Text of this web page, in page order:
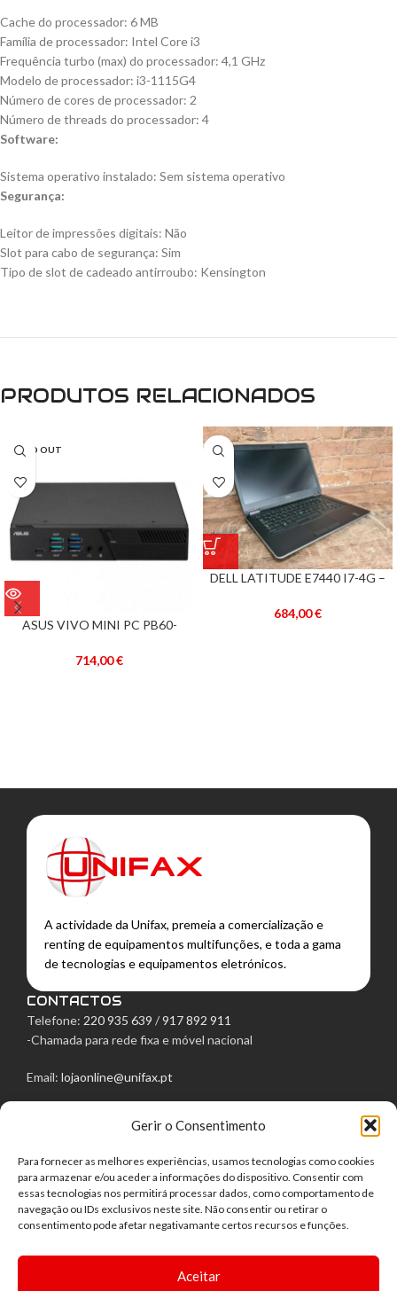
Gerir o Consentimento
Para fornecer as melhores experiências, usamos tecnologias como cookies
para armazenar e/ou aceder a informações do dispositivo. Consentir com
essas tecnologias nos permitirá processar dados, como comportamento de
navegação ou IDs exclusivos neste site. Não consentir ou retirar o
consentimento pode afetar negativamante certos recursos e funções.
Aceitar
Cache do processador: 6 MB
Família de processador: Intel Core i3
Frequência turbo (max) do processador: 4,1 GHz
Modelo de processador: i3-1115G4
Número de cores de processador: 2
Número de threads do processador: 4
Software:
Sistema operativo instalado: Sem sistema operativo
Segurança:
Leitor de impressões digitais: Não
Slot para cabo de segurança: Sim
Tipo de slot de cadeado antirroubo: Kensington
PRODUTOS RELACIONADOS
SOLD OUT
ASUS VIVO MINI PC PB60-
256G SATA
714,00€
DELL LATITUDE E7440 I7-4G –
684,00€
A actividade da Unifax, premeia a comercialização e
renting de equipamentos multifunções, e toda a gama
de tecnologias e equipamentos eletrónicos.
CONTACTOS
Telefone: 220 935 639 /917 892 911
-Chamada para rede fixa e móvel nacional
Email: lojaonline@unifax.pt
LINKS ÚTEIS
Política de Privacidade
Política de Cookies
Termos e Condições
Direito de livre resolução